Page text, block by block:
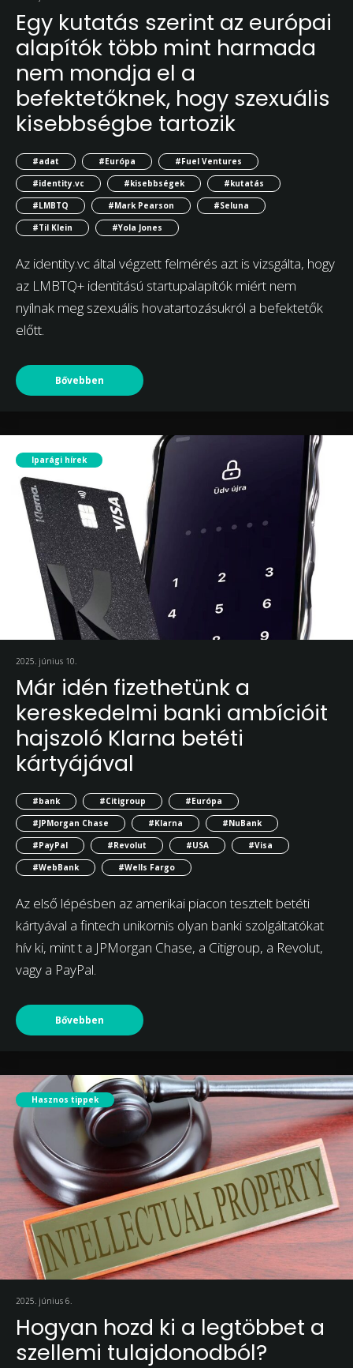
Egy kutatás szerint az európai
alapítók több mint harmada
nem mondja el a
befektetőknek, hogy szexuális
kisebbségbe tartozik
#adat #Európa
#Fuel Ventures
#identity.vc
#kisebbségek
#kutatás
#LMBTQ
#Mark Pearson
#Seluna
#Til Klein
#Yola Jones
Az identity.vc által végzett felmérés azt is vizsgálta, hogy
az LMBTQ+ identitású startupalapítók miért nem
nyílnak meg szexuális hovatartozásukról a befektetők
előtt.
Bővebben
Iparági hírek
2025. június 10.
Már idén fizethetünk a
kereskedelmi banki ambícióit
hajszoló Klarna betéti
kártyájával
#bank #Citigroup
#Európa
#JPMorgan Chase
#Klarna
#NuBank
#PayPal
#Revolut #USA
#Visa
#WebBank
#Wells Fargo
Az első lépésben az amerikai piacon tesztelt betéti
kártyával a fintech unikornis olyan banki szolgáltatókat
hív ki, mint t a JPMorgan Chase, a Citigroup, a Revolut,
vagy a PayPal.
Bővebben
Hasznos tippek
2025. június 6.
Hogyan hozd ki a legtöbbet a
szellemi tulajdonodból?